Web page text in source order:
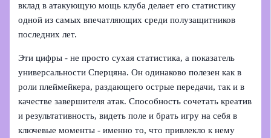
вклад в атакующую мощь клуба делает его статистику
одной из самых впечатляющих среди полузащитников
последних лет.
Эти цифры - не просто сухая статистика, а показатель
универсальности Сперцяна. Он одинаково полезен как в
роли плеймейкера, раздающего острые передачи, так и в
качестве завершителя атак. Способность сочетать креатив
и результативность, видеть поле и брать игру на себя в
ключевые моменты - именно то, что привлекло к нему